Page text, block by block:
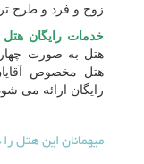
زوج و فرد و طرح
خدمات رایگان هتل
هتل به صورت
هتل مخصوص
رایگان ارائه می
میهمانان این هتل